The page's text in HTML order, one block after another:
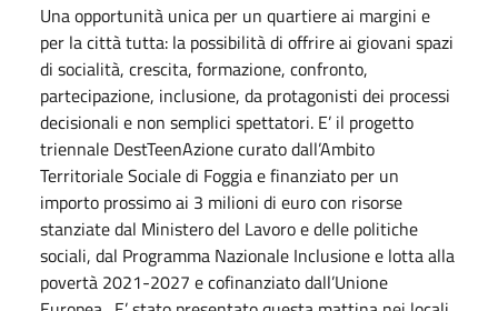
Una opportunità unica per un quartiere ai margini e
per la città tutta: la possibilità di offrire ai giovani spazi
di socialità, crescita, formazione, confronto,
partecipazione, inclusione, da protagonisti dei processi
decisionali e non semplici spettatori. E’ il progetto
triennale DestTeenAzione curato dall’Ambito
Territoriale Sociale di Foggia e finanziato per un
importo prossimo ai 3 milioni di euro con risorse
stanziate dal Ministero del Lavoro e delle politiche
sociali, dal Programma Nazionale Inclusione e lotta alla
povertà 2021-2027 e cofinanziato dall’Unione